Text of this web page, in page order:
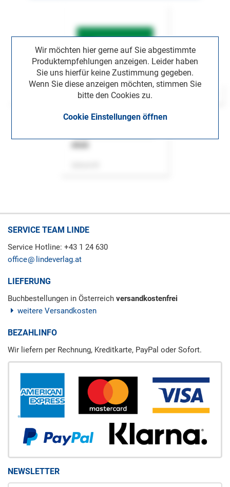
Wir möchten hier gerne auf Sie abgestimmte
Produktempfehlungen anzeigen. Leider haben
Sie uns hierfür keine Zustimmung gegeben.
Wenn Sie diese anzeigen möchten, stimmen Sie
bitte den Cookies zu.
Cookie Einstellungen öffnen
SERVICE TEAM LINDE
Service Hotline: +43 1 24 630
office
lindeverlag.at
LIEFERUNG
Buchbestellungen in Österreich versandkostenfrei
weitere Versandkosten
BEZAHLINFO
Wir liefern per Rechnung, Kreditkarte, PayPal oder Sofort.
NEWSLETTER